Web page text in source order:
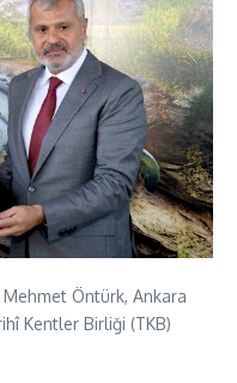
Öntürk, Ankara
Kentler Birliği (TKB)